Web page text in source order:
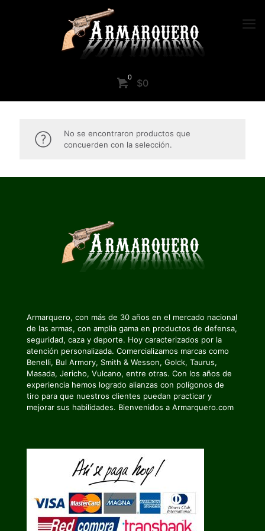
0 $0
No se encontraron productos que
concuerden con la selección.
Armarquero, con más de 30 años en el mercado nacional
de las armas, con amplia gama en productos de defensa,
seguridad, caza y deporte. Hoy caracterizados por la
atención personalizada. Comercializamos marcas como
Benelli, Bul Armory, Smith & Wesson, Golck, Taurus,
Masada, Jericho, Vulcano, entre otras. Con los años de
experiencia hemos logrado alianzas con polígonos de
tiro para que nuestros clientes puedan practicar y
mejorar sus habilidades. Bienvenidos a Armarquero.com